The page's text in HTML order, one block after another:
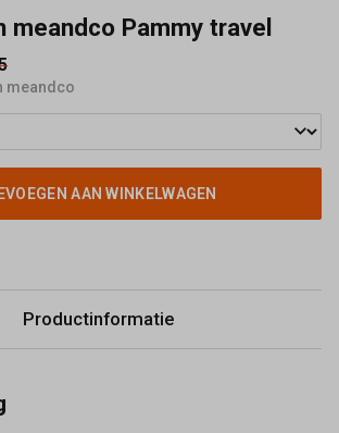
meandco Pammy travel
meandco
AAN WINKELWAGEN
Productinformatie